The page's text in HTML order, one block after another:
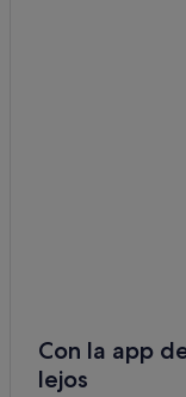
Hoteles de 4
Hoteles con
Con la app
lejos